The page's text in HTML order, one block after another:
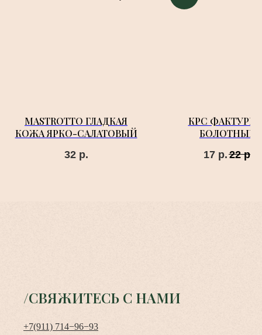
MASTROTTO ГЛАДКАЯ
КОЖА ЯРКО-САЛАТОВЫЙ
32 р.
КРС
БОЛОТНЫЙ
17 р.22 р.
/СВЯЖИТЕСЬ С НАМИ
+7(911) 714−96−93